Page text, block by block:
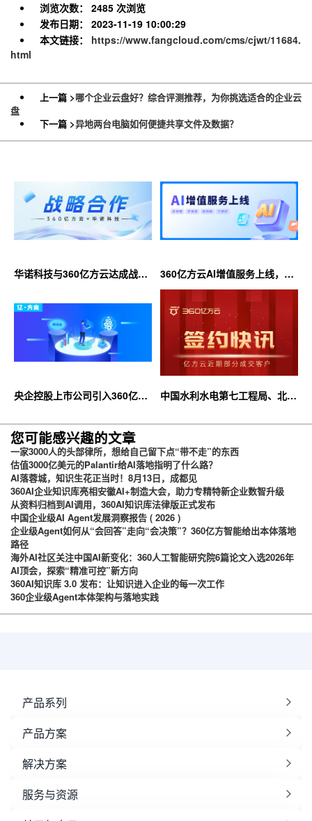
浏览次数：
2485 次浏览
发布日期：
2023-11-19 10:00:29
本文链接：
https://www.fangcloud.com/cms/cjwt/11684.
html
上一篇 >哪个企业云盘好？综合评测推荐，为你挑选适合的企业云
盘
下一篇 >异地两台电脑如何便捷共享文件及数据？
华诺科技与360亿方云达成战略
360亿方云AI增值服务上线，超
大限时优惠等你来！
央企控股上市公司引入360亿方
台
中国水利水电第七工程局、北京
您可能感兴趣的文章
一家3000人的头部律所，想给自己留下点“带不走”的东西
估值3000亿美元的Palantir给AI落地指明了什么路？
AI落蓉城，知识生花正当时！8月13日，成都见
360AI企业知识库亮相安徽AI+制造大会，助力专精特新企业数智升级
从资料归档到AI调用，360AI知识库法律版正式发布
中国企业级AI Agent发展洞察报告 ( 2026 )
企业级Agent如何从“会回答”走向“会决策”？360亿方智能给出本体落地
路径
海外AI社区关注中国AI新变化：360人工智能研究院6篇论文入选2026年
AI顶会，探索“精准可控”新方向
360AI知识库 3.0 发布：让知识进入企业的每一次工作
360企业级Agent本体架构与落地实践
产品系列
产品方案
解决方案
服务与资源